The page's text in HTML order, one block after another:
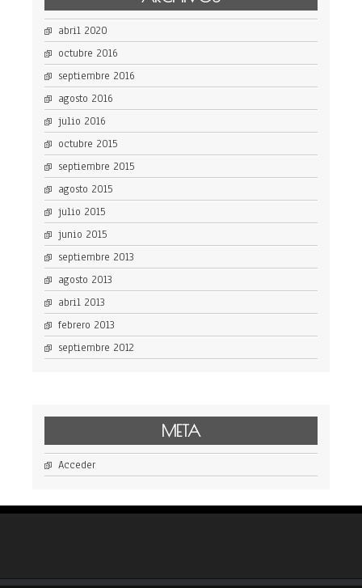
abril 2020
octubre 2016
septiembre 2016
agosto 2016
julio 2016
octubre 2015
septiembre 2015
agosto 2015
julio 2015
junio 2015
septiembre 2013
agosto 2013
abril 2013
febrero 2013
septiembre 2012
META
Acceder